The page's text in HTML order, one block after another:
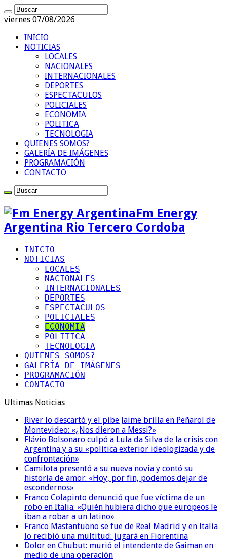
viernes 07/08/2026
INICIO
NOTICIAS
LOCALES
NACIONALES
INTERNACIONALES
DEPORTES
ESPECTACULOS
POLICIALES
ECONOMIA
POLITICA
TECNOLOGIA
QUIENES SOMOS?
GALERÍA DE IMÁGENES
PROGRAMACIÓN
CONTACTO
Fm Energy
Argentina Rio Tercero Cordoba
INICIO
NOTICIAS
LOCALES
NACIONALES
INTERNACIONALES
DEPORTES
ESPECTACULOS
POLICIALES
ECONOMIA
POLITICA
TECNOLOGIA
QUIENES SOMOS?
GALERÍA DE IMÁGENES
PROGRAMACIÓN
CONTACTO
Ultimas Noticias
River lo descartó y el pibe Jaime brilla en Peñarol de
Montevideo: «¿Nos dieron a Messi?»
Flávio Bolsonaro culpó a Lula da Silva de la crisis con
Argentina y a su «política exterior ideologizada y de
confrontación»
Camilota presentó a su nueva novia y contó su
historia de amor: «Hoy, por fin, podemos dejar de
escondernos»
Franco Colapinto denunció que fue víctima de un
robo en Italia: «Quién hubiera dicho que europeos le
iban a robar a un latino»
Franco Mastantuono se fue de Real Madrid y en Italia
lo recibió una multitud: jugará en Fiorentina
Dolor en Chubut: murió el intendente de Gaiman en
medio de una operación